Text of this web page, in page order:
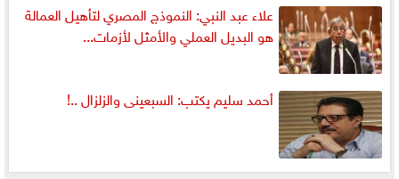
علاء عبد النبي: النموذج المصري لتأهيل العمالة
هو البديل العملي والأمثل لأزمات...
أحمد سليم يكتب: السبعينى والزلزال ..!